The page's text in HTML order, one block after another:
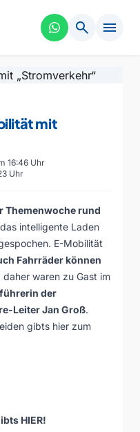
search menu
mit
16:46 Uhr
Uhr
Themenwoche rund
intelligente Laden
E-Mobilität
Fahrräder können
daher waren zu Gast im
der
Leiter Jan Groß.
gibts hier zum
HIER!